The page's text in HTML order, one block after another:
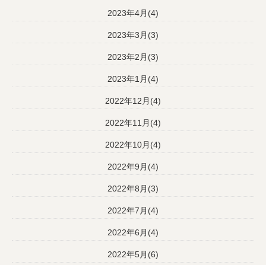
2023年4月(4)
2023年3月(3)
2023年2月(3)
2023年1月(4)
2022年12月(4)
2022年11月(4)
2022年10月(4)
2022年9月(4)
2022年8月(3)
2022年7月(4)
2022年6月(4)
2022年5月(6)